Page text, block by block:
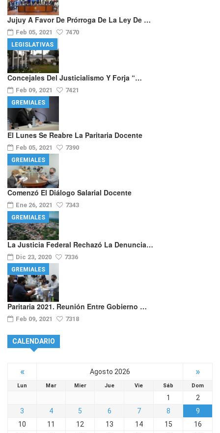
Jujuy A Favor De Prórroga De La Ley De …
Feb 05, 2021 7470
Concejales Del Justicialismo Y Forja “…
Feb 09, 2021 7421
LEGISLATIVAS
El Lunes Se Reabre La Paritaria Docente
Feb 05, 2021 7390
GREMIALES
Comenzó El Diálogo Salarial Docente
Ene 26, 2021 7343
GREMIALES
La Justicia Federal Rechazó La Denuncia…
Dic 23, 2020 7336
GREMIALES
Paritaria 2021. Reunión Entre Gobierno …
Feb 09, 2021 7318
GREMIALES
CALENDARIO
« Agosto 2026 »
Lun Mar Mier Jue Vie Sáb Dom
1
2
3
4 5 6 7 8
9
10
11 12 13 14 15
16